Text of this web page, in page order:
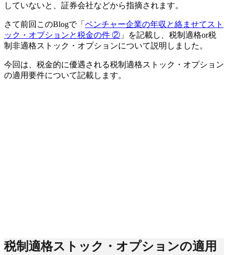
していないと、証券会社などから指摘されます。
さて前回このBlogで「 ベンチャー企業の年収と絡ませてスト
ック・オプションと税金の件 ② 」を記載し、税制適格or税
制非適格ストック・オプションについて説明しました。
今回は、税金的に優遇される税制適格ストック・オプション
の適用要件について記載します。
税制適格ストック・オプションの適用